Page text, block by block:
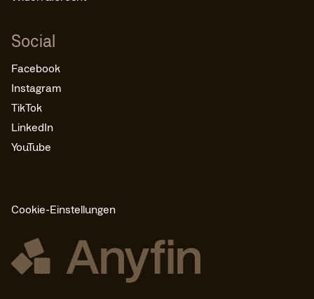
Social
Facebook
Instagram
TikTok
LinkedIn
YouTube
Cookie-Einstellungen